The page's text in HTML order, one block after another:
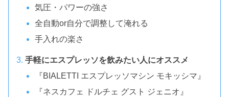
気圧・パワーの強さ
全自動or自分で調整して淹れる
手入れの楽さ
手軽にエスプレッソを飲みたい人にオススメ
『BIALETTI エスプレッソマシン モキッシマ』
『ネスカフェ ドルチェ グスト ジェニオ』